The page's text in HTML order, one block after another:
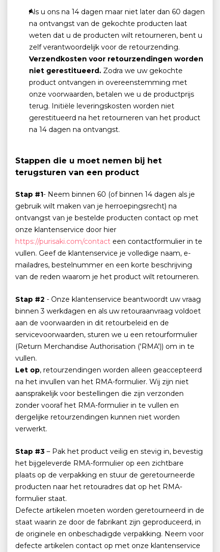
Als u ons na 14 dagen maar niet later dan 60 dagen
na ontvangst van de gekochte producten laat
weten dat u de producten wilt retourneren, bent u
zelf verantwoordelijk voor de retourzending.
Verzendkosten voor retourzendingen worden
niet gerestitueerd. Zodra we uw gekochte
product ontvangen in overeenstemming met
onze voorwaarden, betalen we u de productprijs
terug. Initiële leveringskosten worden niet
gerestitueerd na het retourneren van het product
na 14 dagen na ontvangst.
Stappen die u moet nemen bij het
terugsturen van een product
Stap #1- Neem binnen 60 (of binnen 14 dagen als je
gebruik wilt maken van je herroepingsrecht) na
ontvangst van je bestelde producten contact op met
onze klantenservice door hier
https://purisaki.com/contact een contactformulier in te
vullen. Geef de klantenservice je volledige naam, e-
mailadres, bestelnummer en een korte beschrijving
van de reden waarom je het product wilt retourneren.
Stap #2 - Onze klantenservice beantwoordt uw vraag
binnen 3 werkdagen en als uw retouraanvraag voldoet
aan de voorwaarden in dit retourbeleid en de
servicevoorwaarden, sturen we u een retourformulier
(Return Merchandise Authorisation ('RMA')) om in te
vullen.
Let op, retourzendingen worden alleen geaccepteerd
na het invullen van het RMA-formulier. Wij zijn niet
aansprakelijk voor bestellingen die zijn verzonden
zonder vooraf het RMA-formulier in te vullen en
dergelijke retourzendingen kunnen niet worden
verwerkt.
Stap #3 – Pak het product veilig en stevig in, bevestig
het bijgeleverde RMA-formulier op een zichtbare
plaats op de verpakking en stuur de geretourneerde
producten naar het retouradres dat op het RMA-
formulier staat.
Defecte artikelen moeten worden geretourneerd in de
staat waarin ze door de fabrikant zijn geproduceerd, in
de originele en onbeschadigde verpakking. Neem voor
defecte artikelen contact op met onze klantenservice